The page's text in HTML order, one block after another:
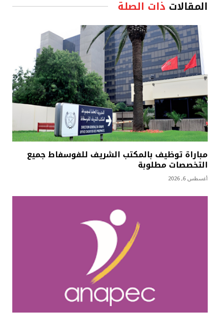
المقالات ذات الصلة
مباراة توظيف بالمكتب الشريف للفوسفاط جميع
التخصصات مطلوبة
أغسطس 6, 2026